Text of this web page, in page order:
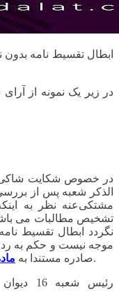
ابطال تقسیط نامه
در زیر یک نمونه از
در خصوص شکایت شاکی
الذکر شعبه پس از
مشتکی‌عنه نظر به
تشخیص مطالبات می
نگردد ابطال تقسیط
موجه نیست و حکم به رد
صادره مستندا به ماده 7 قانون دیوان قطعی است.
رئیس